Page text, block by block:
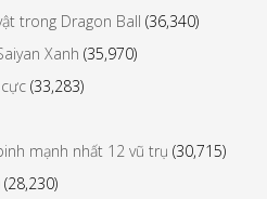
trong Dragon Ball (36,340)
Xanh (35,970)
(33,283)
mạnh nhất 12 vũ trụ (30,715)
(28,230)